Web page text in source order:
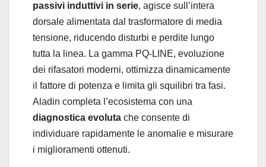
passivi induttivi in serie, agisce sull’intera
dorsale alimentata dal trasformatore di media
tensione, riducendo disturbi e perdite lungo
tutta la linea. La gamma PQ-LINE, evoluzione
dei rifasatori moderni, ottimizza dinamicamente
il fattore di potenza e limita gli squilibri tra fasi.
Aladin completa l’ecosistema con una
diagnostica evoluta che consente di
individuare rapidamente le anomalie e misurare
i miglioramenti ottenuti.